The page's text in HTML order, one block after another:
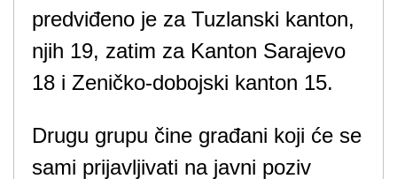
predviđeno je za Tuzlanski kanton,
njih 19, zatim za Kanton Sarajevo
18 i Zeničko-dobojski kanton 15.
Drugu grupu čine građani koji će se
sami prijavljivati ​​na javni poziv